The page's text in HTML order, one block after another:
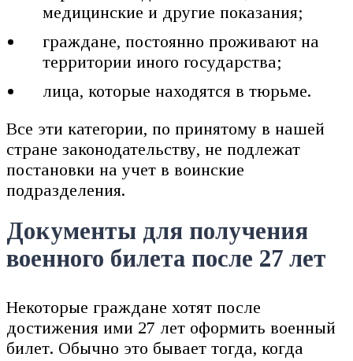
медицинские и другие показания;
граждане, постоянно проживают на
территории иного государства;
лица, которые находятся в тюрьме.
Все эти категории, по принятому в нашей
стране законодательству, не подлежат
постановки на учет в воинские
подразделения.
Документы для получения
военного билета после 27 лет
Некоторые граждане хотят после
достижения ими 27 лет оформить военный
билет. Обычно это бывает тогда, когда